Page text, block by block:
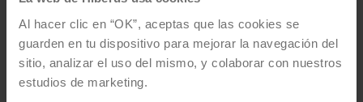
Al hacer clic en “OK”, aceptas que las cookies se
guarden en tu dispositivo para mejorar la navegación del
sitio, analizar el uso del mismo, y colaborar con nuestros
estudios de marketing.
Diseño y Administración Pública:
cómo el diseño transforma la